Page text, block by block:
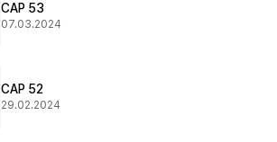
CAP 53
07.03.2024
CAP 52
29.02.2024